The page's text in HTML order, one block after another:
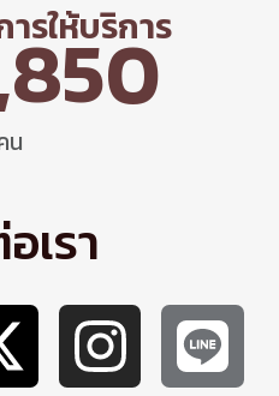
รให้บริการ
น
เรา